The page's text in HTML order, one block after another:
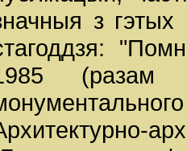
з гэтых
(разам